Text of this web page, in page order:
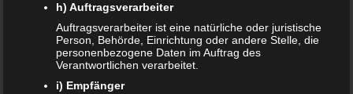
zuBRIO Angebote – Holzeisenbahnen besonders
günstig kaufen
SANDRAzuVollmachten für Kinder
h) Auftragsverarbeiter
Auftragsverarbeiter ist eine natürliche oder juristische
Person, Behörde, Einrichtung oder andere Stelle, die
personenbezogene Daten im Auftrag des
Verantwortlichen verarbeitet.
i) Empfänger